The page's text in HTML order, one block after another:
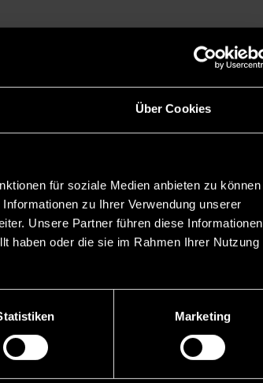
Über Cookies
für soziale Medien anbieten zu können
zu Ihrer Verwendung unserer
Unsere Partner führen diese Informationen
haben oder die sie im Rahmen Ihrer Nutzung
Marketing